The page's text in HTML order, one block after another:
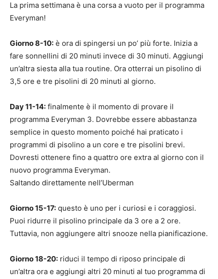
La prima settimana è una corsa a vuoto per il programma
Everyman!
Giorno 8-10: è ora di spingersi un po’ più forte. Inizia a
fare sonnellini di 20 minuti invece di 30 minuti. Aggiungi
un’altra siesta alla tua routine. Ora otterrai un pisolino di
3,5 ore e tre pisolini di 20 minuti al giorno.
Day 11-14: finalmente è il momento di provare il
programma Everyman 3. Dovrebbe essere abbastanza
semplice in questo momento poiché hai praticato i
programmi di pisolino a un core e tre pisolini brevi.
Dovresti ottenere fino a quattro ore extra al giorno con il
nuovo programma Everyman.
Saltando direttamente nell’Uberman
Giorno 15-17: questo è uno per i curiosi e i coraggiosi.
Puoi ridurre il pisolino principale da 3 ore a 2 ore.
Tuttavia, non aggiungere altri snooze nella pianificazione.
Giorno 18-20: riduci il tempo di riposo principale di
un’altra ora e aggiungi altri 20 minuti al tuo programma di